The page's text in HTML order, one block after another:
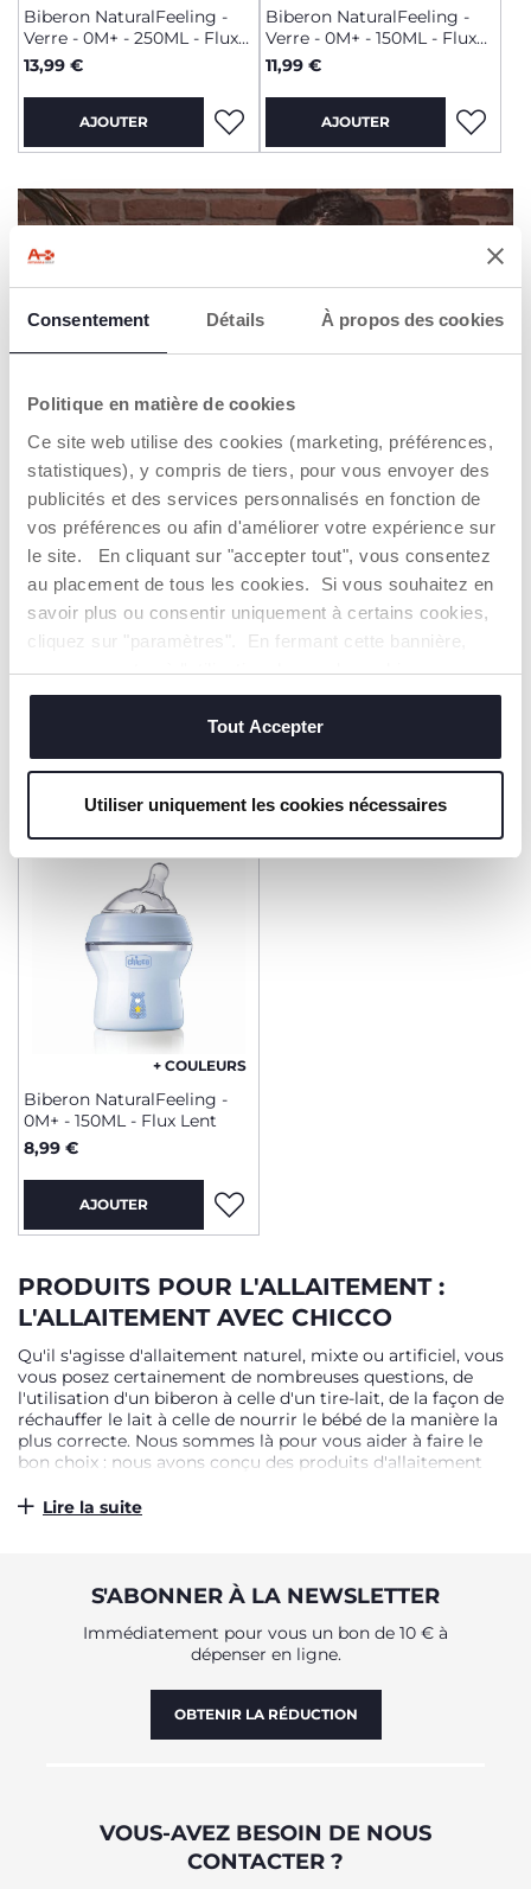
Consentement Détails À propos des cookies
Politique en matière de cookies
Ce site web utilise des cookies (marketing, préférences,
statistiques), y compris de tiers, pour vous envoyer des
publicités et des services personnalisés en fonction de
vos préférences ou afin d'améliorer votre expérience sur
le site. En cliquant sur "accepter tout", vous consentez
au placement de tous les cookies. Si vous souhaitez en
savoir plus ou consentir uniquement à certains cookies,
cliquez sur "paramètres". En fermant cette bannière,
vous consentez à l'utilisation des seuls cookies
techniques, qui sont essentiels au service demandé.
Tout Accepter
Utiliser uniquement les cookies nécessaires
Biberon NaturalFeeling -
Verre - 0M+ - 250ML - Flux
Lent
13,99 €
AJOUTER
Biberon NaturalFeeling -
Verre - 0M+ - 150ML - Flux
Lent
11,99 €
AJOUTER
TIRE-LAIT ÉLECTRIQUE STIMOLATTE
+ COULEURS
Biberon NaturalFeeling -
0M+ - 150ML - Flux Lent
8,99 €
AJOUTER
PRODUITS POUR L'ALLAITEMENT :
L'ALLAITEMENT AVEC CHICCO
Qu'il s'agisse d'allaitement naturel, mixte ou artificiel, vous
vous posez certainement de nombreuses questions, de
l'utilisation d'un biberon à celle d'un tire-lait, de la façon de
réchauffer le lait à celle de nourrir le bébé de la manière la
plus correcte. Nous sommes là pour vous aider à faire le
bon choix : nous avons conçu des produits d'allaitement
parentalité de la meilleure façon possible.
D'ALLAITEMENT
L'allaitement, nous le savons, peut parfois être difficile. Par
exemple, il est difficile de trouver et de maintenir une
position confortable pour toutes les tétées. C'est pourquoi
nous avons conçu le coussin d'allaitement qui, grâce à sa
forme ergonomique et à son rembourrage doux, offre un
revêtements en silicone, dans des modèles électriques ou
manuels en fonction de vos besoins. Outre les récipients à
Lire la suite
S'ABONNER À LA NEWSLETTER
Immédiatement pour vous un bon de 10 € à
dépenser en ligne.
OBTENIR LA RÉDUCTION
VOUS-AVEZ BESOIN DE NOUS
CONTACTER ?